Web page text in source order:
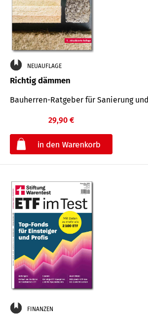
NEUAUFLAGE
Richtig dämmen
Bauherren-Ratgeber für Sanierung
29,90 €
FINANZEN